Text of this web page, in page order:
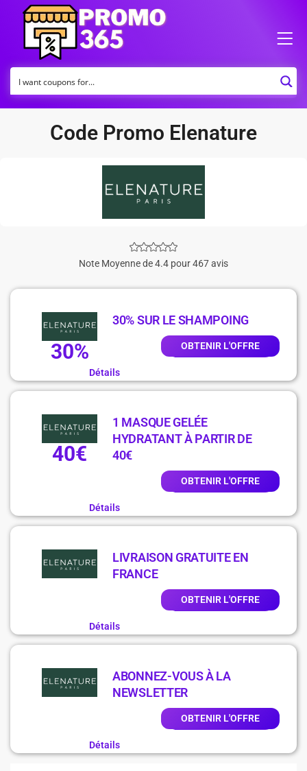
Code Promo Elenature
Note Moyenne de 4.4 pour 467 avis
30%
30% SUR LE SHAMPOING
OBTENIR L'OFFRE
Détails
40€
1 MASQUE GELÉE
HYDRATANT À PARTIR DE
40€
OBTENIR L'OFFRE
Détails
LIVRAISON GRATUITE EN
FRANCE
OBTENIR L'OFFRE
Détails
ABONNEZ-VOUS À LA
NEWSLETTER
OBTENIR L'OFFRE
Détails